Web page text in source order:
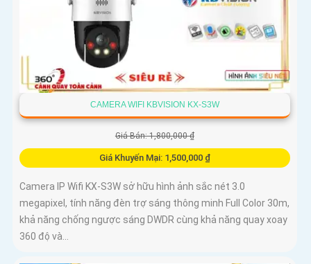
CAMERA WIFI KBVISION KX-S3W
Giá Bán: 1,800,000 ₫
Giá Khuyến Mại: 1,500,000 ₫
Camera IP Wifi KX-S3W sở hữu hình ảnh sắc nét 3.0
megapixel, tính năng đèn trợ sáng thông minh Full Color 30m,
khả năng chống ngược sáng DWDR cùng khả năng quay xoay
360 độ và...